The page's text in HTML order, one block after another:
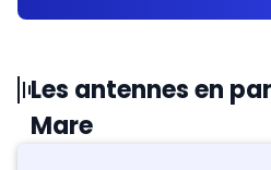
Les antennes en
Mare